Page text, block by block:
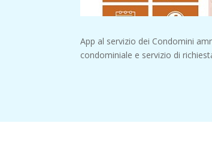
App al servizio dei Condomini
condominiale e servizio di